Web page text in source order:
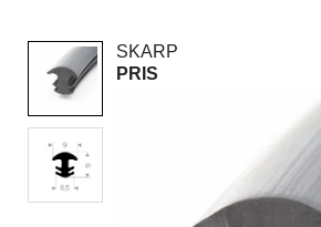
SKARP
PRIS